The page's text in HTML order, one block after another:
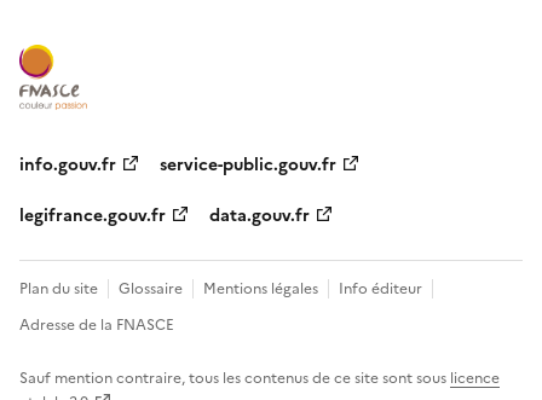
info.gouv.fr
service-public.gouv.fr
legifrance.gouv.fr
data.gouv.fr
Plan du site Glossaire Mentions légales
Info éditeur
Adresse de la FNASCE
Sauf mention contraire, tous les contenus de ce site sont sous licence